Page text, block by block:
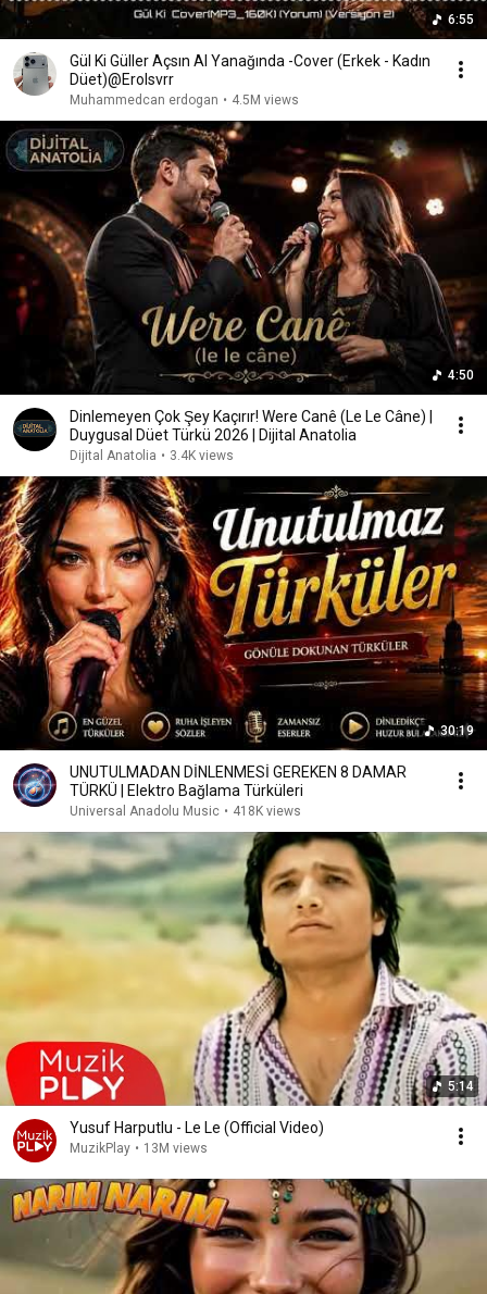
6:55
Gül Ki Güller Açsın Al Yanağında -Cover (Erkek - Kadın
Düet)@Erolsvrr
Muhammedcan erdogan • 4.5M views
4:50
Dinlemeyen Çok Şey Kaçırır! Were Canê (Le Le Câne) |
Duygusal Düet Türkü 2026 | Dijital Anatolia
Dijital Anatolia • 3.4K views
30:19
UNUTULMADAN DİNLENMESİ GEREKEN 8 DAMAR
TÜRKÜ | Elektro Bağlama Türküleri
Universal Anadolu Music • 418K views
5:14
Yusuf Harputlu - Le Le (Official Video)
MuzikPlay • 13M views